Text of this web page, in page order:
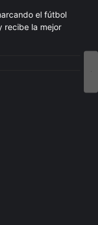
el fútbol
recibe la mejor